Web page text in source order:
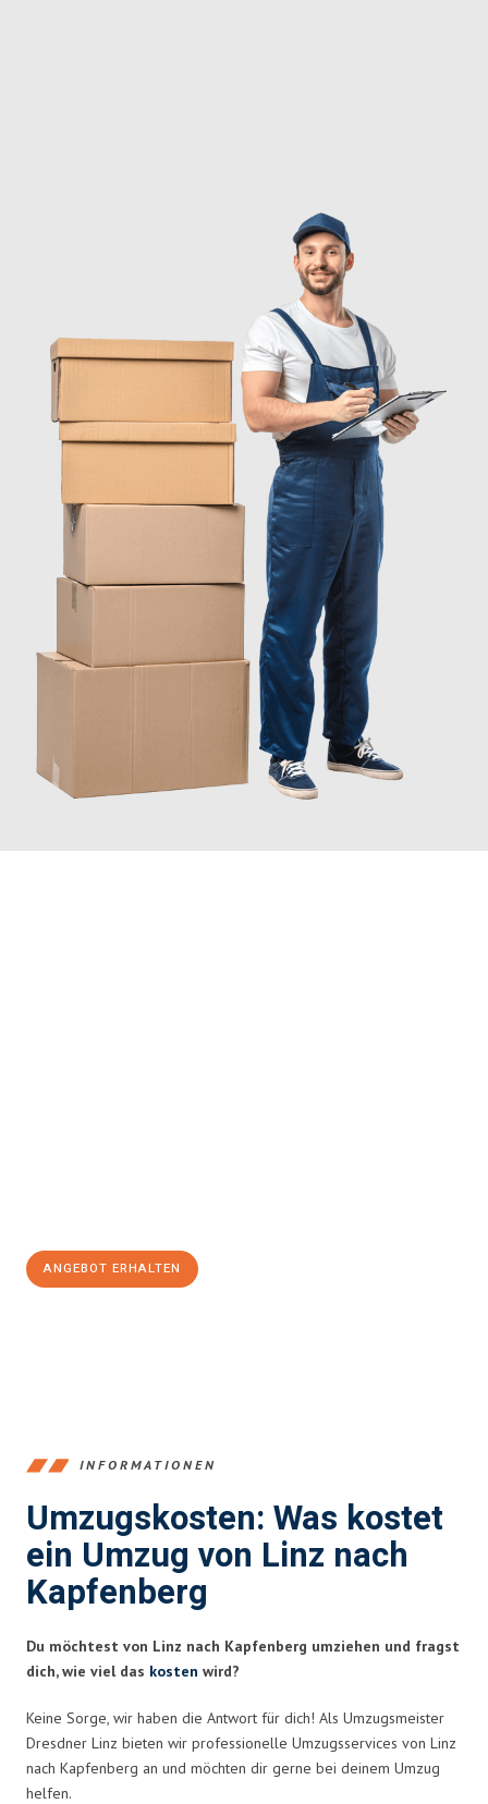
ANGEBOT ERHALTEN
INFORMATIONEN
Umzugskosten: Was kostet
ein Umzug von Linz nach
Kapfenberg
Du möchtest von Linz nach Kapfenberg umziehen und fragst
dich, wie viel das kosten wird?
Keine Sorge, wir haben die Antwort für dich! Als Umzugsmeister
Dresdner Linz bieten wir professionelle Umzugsservices von Linz
nach Kapfenberg an und möchten dir gerne bei deinem Umzug
helfen.